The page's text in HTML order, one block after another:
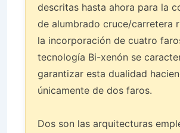
descritas hasta ahora para la
de alumbrado cruce/carretera
la incorporación de cuatro
tecnología Bi-xenón se
garantizar esta dualidad
únicamente de dos faros.
Dos son las arquitecturas